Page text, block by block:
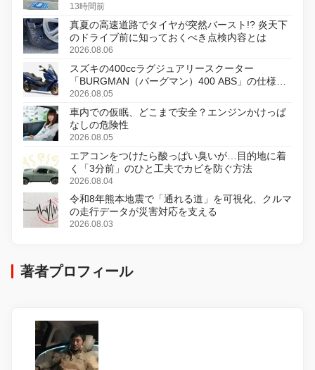
13時間前
真夏の高速道路でタイヤが突然バースト!? 炎天下
のドライブ前に知っておくべき点検内容とは
2026.08.06
スズキの400ccラグジュアリースクーター
「BURGMAN（バーグマン）400 ABS」の仕様を
変更し、8月18日に発売
2026.08.05
車内での仮眠、どこまで安全？エンジンかけっぱ
なしの危険性
2026.08.05
エアコンをつけたら酸っぱい臭いが…目的地に着
く「3分前」のひと工夫でカビを防ぐ方法
2026.08.04
令和8年熊本地震で「通れる道」を可視化、クルマ
の走行データが災害対応を支える
2026.08.03
著者プロフィール